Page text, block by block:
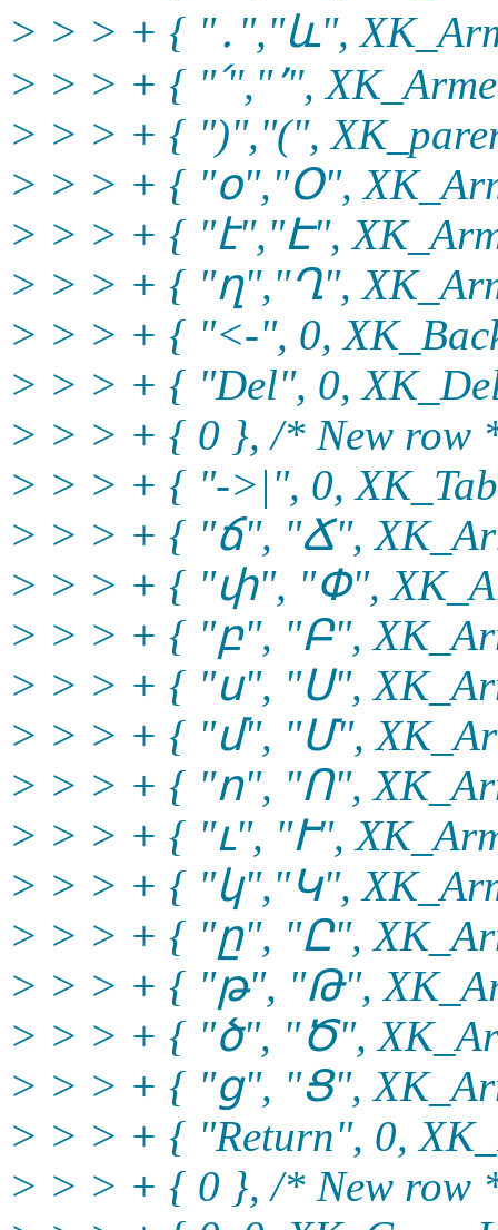
> > > + { "․","և",
> > > + { "՛","՚",
> > > + { ")","(",
> > > + { "օ","Օ",
> > > + { "է","Է",
> > > + { "ղ","Ղ",
> > > + { "<-", 0,
> > > + { "Del", 0,
> > > + { 0 }, /* New row
> > > + { "->|", 0,
> > > + { "ճ", "Ճ",
> > > + { "փ", "Փ",
> > > + { "բ", "Բ",
> > > + { "ս", "Ս",
> > > + { "մ", "Մ",
> > > + { "ո", "Ո",
> > > + { "ւ", "Ւ",
> > > + { "կ","Կ",
> > > + { "ը", "Ը",
> > > + { "թ", "Թ",
> > > + { "ծ", "Ծ",
> > > + { "ց", "Ց",
> > > + { "Return", 0,
> > > + { 0 }, /* New row